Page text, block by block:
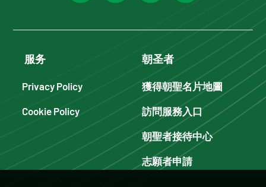
服务
Privacy Policy
Cookie Policy
朝圣者
獲得朝聖名片地圖
訪問服務入口
朝聖者接待中心
志願者申請